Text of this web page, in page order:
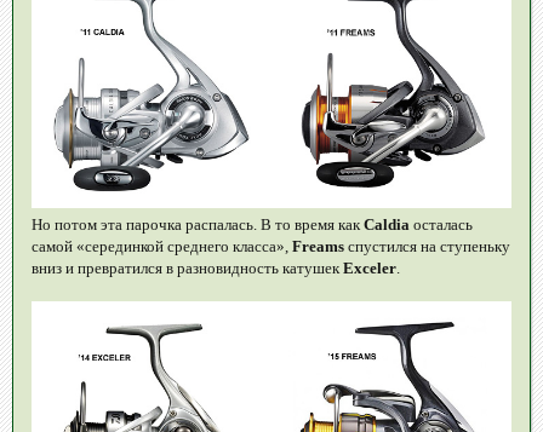
Но потом эта парочка распалась. В то время какCaldia осталась
самой «серединкой среднего класса», Freams спустился на ступеньку
вниз и превратился в разновидность катушекExceler.